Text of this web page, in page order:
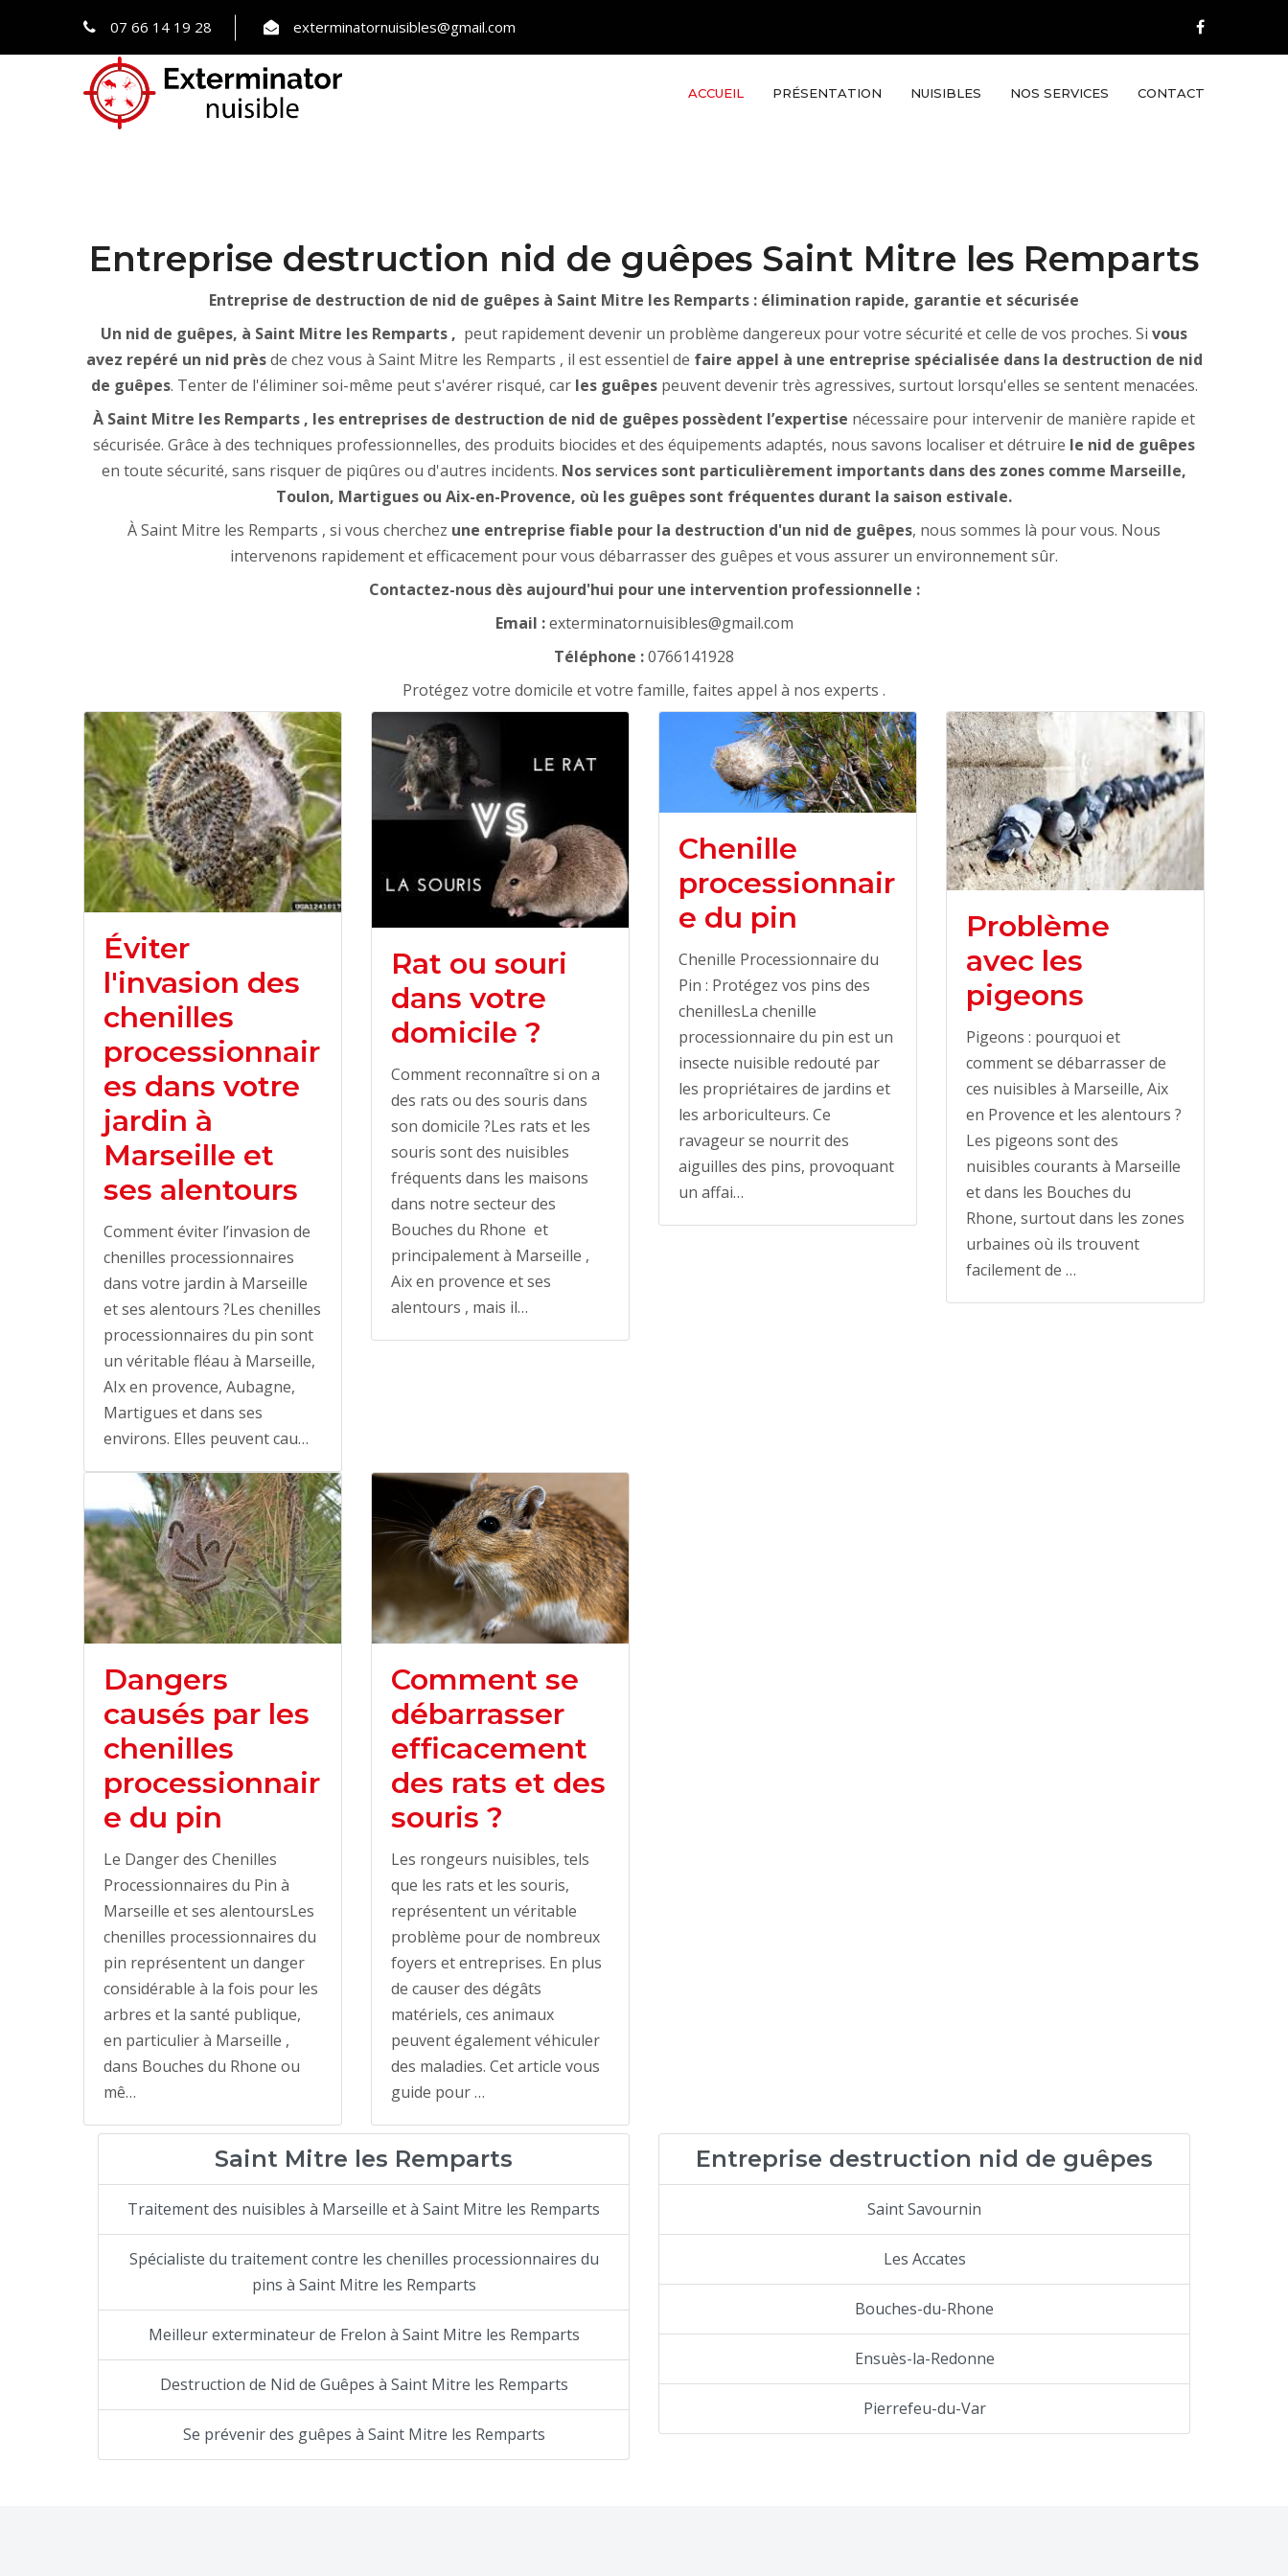
07 66 14 19 28 exterminatornuisibles@gmail.com
ACCUEIL PRÉSENTATION NUISIBLES NOS SERVICES CONTACT
Entreprise destruction nid de guêpes Saint Mitre les Remparts
Entreprise de destruction de nid de guêpes à Saint Mitre les Remparts : élimination rapide, garantie et sécurisée
Un nid de guêpes, à Saint Mitre les Remparts , peut rapidement devenir un problème dangereux pour votre sécurité et celle de vos proches. Si vous
avez repéré un nid prèsde chez vous à Saint Mitre les Remparts , il est essentiel de faire appel à une entreprise spécialisée dans la destruction de nid
de guêpes. Tenter de l'éliminer soi-même peut s'avérer risqué, carles guêpespeuvent devenir très agressives, surtout lorsqu'elles se sentent menacées.
À Saint Mitre les Remparts , les entreprises de destruction de nid de guêpes possèdent l’expertise nécessaire pour intervenir de manière rapide et
sécurisée. Grâce à des techniques professionnelles, des produits biocides et des équipements adaptés, nous savons localiser et détruire le nid de guêpes
en toute sécurité, sans risquer de piqûres ou d'autres incidents. Nos services sont particulièrement importants dans des zones comme Marseille,
Toulon, Martigues ou Aix-en-Provence, où les guêpes sont fréquentes durant la saison estivale.
À Saint Mitre les Remparts , si vous cherchez une entreprise fiable pour la destruction d'un nid de guêpes, nous sommes là pour vous. Nous
intervenons rapidement et efficacement pour vous débarrasser des guêpes et vous assurer un environnement sûr.
Contactez-nous dès aujourd'hui pour une intervention professionnelle :
Email :exterminatornuisibles@gmail.com
Téléphone :0766141928
Protégez votre domicile et votre famille, faites appel à nos experts .
Éviter
l'invasion des
chenilles
processionnair
es dans votre
jardin à
Marseille et
ses alentours
Comment éviter l’invasion de
chenilles processionnaires
dans votre jardin à Marseille
et ses alentours ?Les chenilles
processionnaires du pin sont
un véritable fléau à Marseille,
AIx en provence, Aubagne,
Martigues et dans ses
environs. Elles peuvent cau…
Rat ou souri
dans votre
domicile ?
Comment reconnaître si on a
des rats ou des souris dans
son domicile ?Les rats et les
souris sont des nuisibles
fréquents dans les maisons
dans notre secteur des
Bouches du Rhone et
principalement à Marseille ,
Aix en provence et ses
alentours , mais il…
Chenille
processionnair
e du pin
Chenille Processionnaire du
Pin : Protégez vos pins des
chenillesLa chenille
processionnaire du pin est un
insecte nuisible redouté par
les propriétaires de jardins et
les arboriculteurs. Ce
ravageur se nourrit des
aiguilles des pins, provoquant
un affai…
Problème
avec les
pigeons
Pigeons : pourquoi et
comment se débarrasser de
ces nuisibles à Marseille, Aix
en Provence et les alentours ?
Les pigeons sont des
nuisibles courants à Marseille
et dans les Bouches du
Rhone, surtout dans les zones
urbaines où ils trouvent
facilement de …
Dangers
causés par les
chenilles
processionnair
e du pin
Le Danger des Chenilles
Processionnaires du Pin à
Marseille et ses alentoursLes
chenilles processionnaires du
pin représentent un danger
considérable à la fois pour les
arbres et la santé publique,
en particulier à Marseille ,
dans Bouches du Rhone ou
mê…
Comment se
débarrasser
efficacement
des rats et des
souris ?
Les rongeurs nuisibles, tels
que les rats et les souris,
représentent un véritable
problème pour de nombreux
foyers et entreprises. En plus
de causer des dégâts
matériels, ces animaux
peuvent également véhiculer
des maladies. Cet article vous
guide pour …
Saint Mitre les Remparts
Traitement des nuisibles à Marseille et à Saint Mitre les Remparts
Spécialiste du traitement contre les chenilles processionnaires du
pins à Saint Mitre les Remparts
Meilleur exterminateur de Frelon à Saint Mitre les Remparts
Destruction de Nid de Guêpes à Saint Mitre les Remparts
Se prévenir des guêpes à Saint Mitre les Remparts
Entreprise destruction nid de guêpes
Saint Savournin
Les Accates
Bouches-du-Rhone
Ensuès-la-Redonne
Pierrefeu-du-Var